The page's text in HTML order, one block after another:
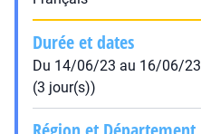
Durée et dates
Du 14/06/23 au 16/06/23
(3 jour(s))